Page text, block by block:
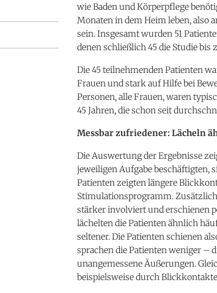
wie Baden und Körperpflege
Monaten in dem Heim leben, also
sein. Insgesamt wurden 51
denen schließlich 45 die Studie
Die 45 teilnehmenden Patienten
Frauen und stark auf Hilfe bei
Personen, alle Frauen, waren
45 Jahren, die schon seit
Messbar zufriedener: Lächeln
Die Auswertung der Ergebnisse
jeweiligen Aufgabe beschäftigten,
Patienten zeigten längere
Stimulationsprogramm. Zusätzlich
stärker involviert und erschienen
lächelten die Patienten ähnlich
seltener. Die Patienten schienen
sprachen die Patienten weniger –
unangemessene Äußerungen.
beispielsweise durch